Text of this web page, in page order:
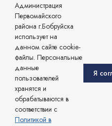
Режим работы
13:00 до 14:00
выходные дни:суббота,
Телефоны службы «одно
© 2026 Администрация
Официальный сайт.
Сайт зарегистрирован в
ресурсов Республики Беларусь. №
Могилевский
Администрация
Первомайского
района г.Бобруйска
использует на
данном сайте cookie-
файлы. Персональные
данные
пользователей
хранятся и
обрабатываются в
соответствии с
Политикой в
Я